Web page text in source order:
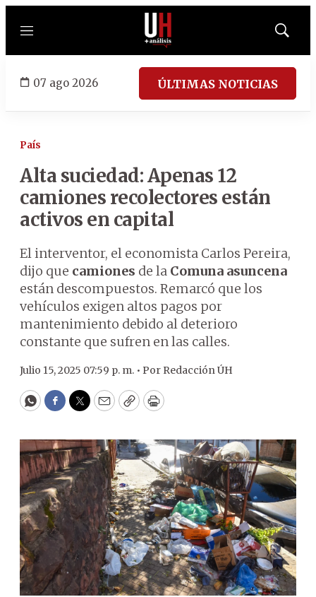
Menú
Mostrar
07 ago 2026 ÚLTIMAS NOTICIAS
País
Alta suciedad: Apenas 12
camiones recolectores están
activos en capital
El interventor, el economista Carlos Pereira,
dijo que camiones de la Comuna asuncena
están descompuestos. Remarcó que los
vehículos exigen altos pagos por
mantenimiento debido al deterioro
constante que sufren en las calles.
Julio 15, 2025 07:59 p. m. • Por Redacción ÚH
WhatsApp
Facebook
Twitter
EmailCopyPrint